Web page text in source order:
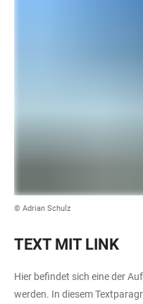
© Adrian Schulz
TEXT MIT LINK
Hier befindet sich eine der
werden. In diesem